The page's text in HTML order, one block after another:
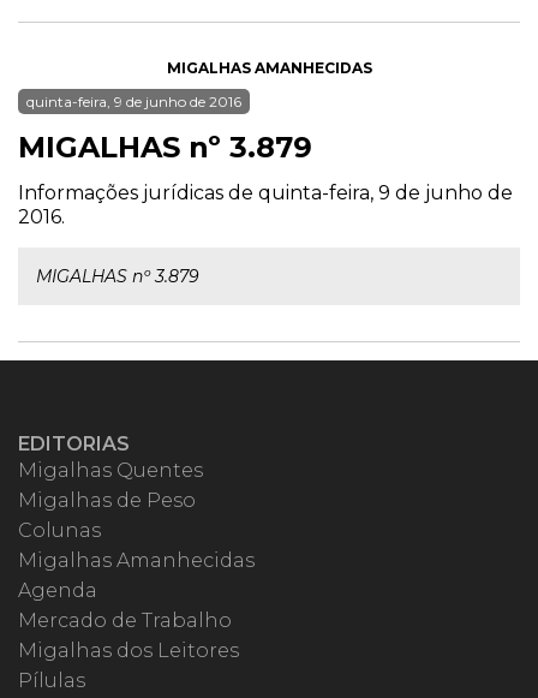
MIGALHAS AMANHECIDAS
quinta-feira, 9 de junho de 2016
MIGALHAS nº 3.879
Informações jurídicas de quinta-feira, 9 de junho de
2016.
MIGALHAS nº 3.879
EDITORIAS
Migalhas Quentes
Migalhas de Peso
Colunas
Migalhas Amanhecidas
Agenda
Mercado de Trabalho
Migalhas dos Leitores
Pílulas